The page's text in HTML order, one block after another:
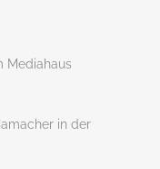
Mediahaus
in der